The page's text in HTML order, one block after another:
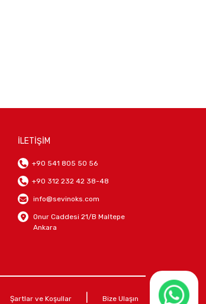
İLETİŞİM
+90 541 805 50 56
+90 312 232 42 38-48
info@sevinoks.com
Onur Caddesi 21/B Maltepe
Ankara
Şartlar ve Koşullar Bize Ulaşın